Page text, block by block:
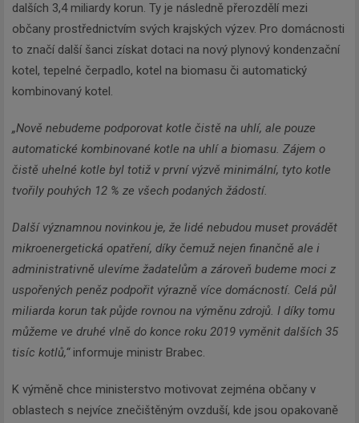
dalších 3,4 miliardy korun. Ty je následně přerozdělí mezi
občany prostřednictvím svých krajských výzev. Pro domácnosti
to značí další šanci získat dotaci na nový plynový kondenzační
kotel, tepelné čerpadlo, kotel na biomasu či automatický
kombinovaný kotel.
„Nově nebudeme podporovat kotle čistě na uhlí, ale pouze
automatické kombinované kotle na uhlí a biomasu. Zájem o
čistě uhelné kotle byl totiž v první výzvě minimální, tyto kotle
tvořily pouhých 12 % ze všech podaných žádostí.
Další významnou novinkou je, že lidé nebudou muset provádět
mikroenergetická opatření, díky čemuž nejen finančně ale i
administrativně ulevíme žadatelům a zároveň budeme moci z
uspořených peněz podpořit výrazně více domácností. Celá půl
miliarda korun tak půjde rovnou na výměnu zdrojů. I díky tomu
můžeme ve druhé vlně do konce roku 2019 vyměnit dalších 35
tisíc kotlů,“informuje ministr Brabec.
K výměně chce ministerstvo motivovat zejména občany v
oblastech s nejvíce znečištěným ovzduší, kde jsou opakovaně